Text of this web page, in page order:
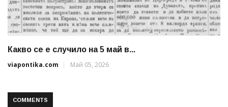
Какво се е случило на 5 май в...
viapontika.com
Май 05, 2026
COMMENTS